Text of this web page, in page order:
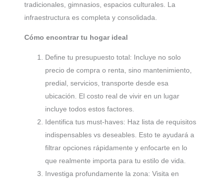
tradicionales, gimnasios, espacios culturales. La
infraestructura es completa y consolidada.
Cómo encontrar tu hogar ideal
Define tu presupuesto total: Incluye no solo
precio de compra o renta, sino mantenimiento,
predial, servicios, transporte desde esa
ubicación. El costo real de vivir en un lugar
incluye todos estos factores.
Identifica tus must-haves: Haz lista de requisitos
indispensables vs deseables. Esto te ayudará a
filtrar opciones rápidamente y enfocarte en lo
que realmente importa para tu estilo de vida.
Investiga profundamente la zona: Visita en